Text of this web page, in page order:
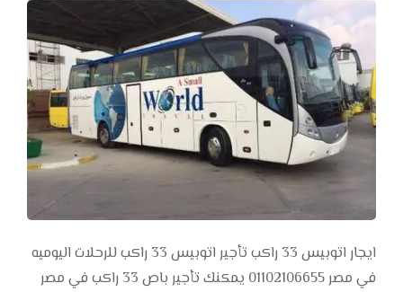
ايجار اتوبيس 33 راكب تأجير اتوبيس 33 راكب للرحلات اليوميه
في مصر 01102106655 يمكنك تأجير باص 33 راكب في مصر